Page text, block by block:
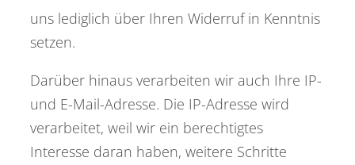
uns lediglich über Ihren Widerruf in Kenntnis
setzen.
Darüber hinaus verarbeiten wir auch Ihre IP-
und E-Mail-Adresse. Die IP-Adresse wird
verarbeitet, weil wir ein berechtigtes
Interesse daran haben, weitere Schritte